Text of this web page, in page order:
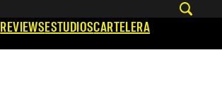
REVIEWSESTUDIOSCARTELERA